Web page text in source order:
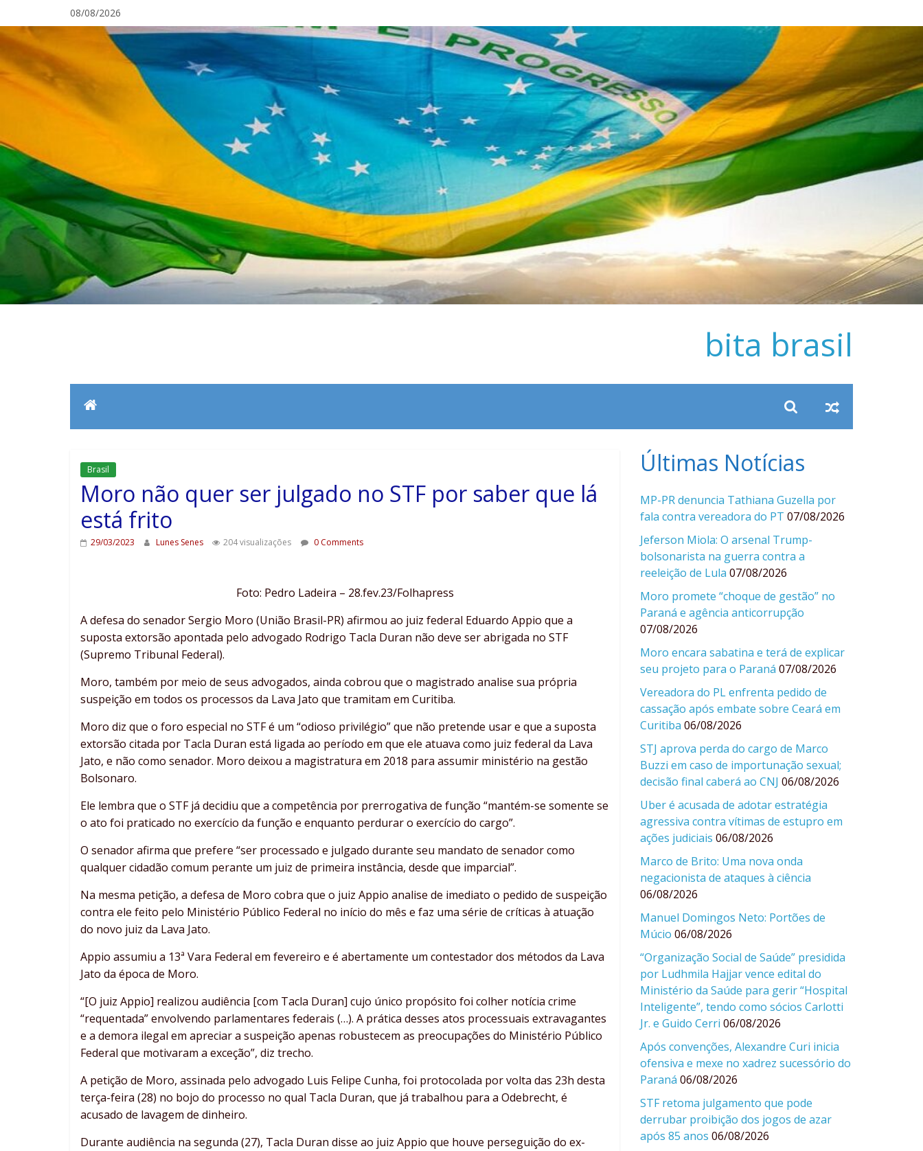
para
conteúdo
08/08/2026
bita brasil
Brasil
Moro não quer ser julgado no STF por saber que lá
está frito
29/03/2023 Lunes Senes 204 visualizações 0 Comments
Foto: Pedro Ladeira – 28.fev.23/Folhapress
A defesa do senador Sergio Moro (União Brasil-PR) afirmou ao juiz federal Eduardo Appio que a
suposta extorsão apontada pelo advogado Rodrigo Tacla Duran não deve ser abrigada no STF
(Supremo Tribunal Federal).
Moro, também por meio de seus advogados, ainda cobrou que o magistrado analise sua própria
suspeição em todos os processos da Lava Jato que tramitam em Curitiba.
Moro diz que o foro especial no STF é um “odioso privilégio” que não pretende usar e que a suposta
extorsão citada por Tacla Duran está ligada ao período em que ele atuava como juiz federal da Lava
Jato, e não como senador. Moro deixou a magistratura em 2018 para assumir ministério na gestão
Bolsonaro.
Ele lembra que o STF já decidiu que a competência por prerrogativa de função “mantém-se somente se
o ato foi praticado no exercício da função e enquanto perdurar o exercício do cargo”.
O senador afirma que prefere “ser processado e julgado durante seu mandato de senador como
qualquer cidadão comum perante um juiz de primeira instância, desde que imparcial”.
Na mesma petição, a defesa de Moro cobra que o juiz Appio analise de imediato o pedido de suspeição
contra ele feito pelo Ministério Público Federal no início do mês e faz uma série de críticas à atuação
do novo juiz da Lava Jato.
Appio assumiu a 13ª Vara Federal em fevereiro e é abertamente um contestador dos métodos da Lava
Jato da época de Moro.
“[O juiz Appio] realizou audiência [com Tacla Duran] cujo único propósito foi colher notícia crime
“requentada” envolvendo parlamentares federais (…). A prática desses atos processuais extravagantes
e a demora ilegal em apreciar a suspeição apenas robustecem as preocupações do Ministério Público
Federal que motivaram a exceção”, diz trecho.
A petição de Moro, assinada pelo advogado Luis Felipe Cunha, foi protocolada por volta das 23h desta
terça-feira (28) no bojo do processo no qual Tacla Duran, que já trabalhou para a Odebrecht, é
acusado de lavagem de dinheiro.
Durante audiência na segunda (27), Tacla Duran disse ao juiz Appio que houve perseguição do ex-
Últimas Notícias
MP-PR denuncia Tathiana Guzella por
fala contra vereadora do PT 07/08/2026
Jeferson Miola: O arsenal Trump-
bolsonarista na guerra contra a
reeleição de Lula 07/08/2026
Moro promete “choque de gestão” no
Paraná e agência anticorrupção
07/08/2026
Moro encara sabatina e terá de explicar
seu projeto para o Paraná 07/08/2026
Vereadora do PL enfrenta pedido de
cassação após embate sobre Ceará em
Curitiba 06/08/2026
STJ aprova perda do cargo de Marco
Buzzi em caso de importunação sexual;
decisão final caberá ao CNJ 06/08/2026
Uber é acusada de adotar estratégia
agressiva contra vítimas de estupro em
ações judiciais 06/08/2026
Marco de Brito: Uma nova onda
negacionista de ataques à ciência
06/08/2026
Manuel Domingos Neto: Portões de
Múcio 06/08/2026
“Organização Social de Saúde” presidida
por Ludhmila Hajjar vence edital do
Ministério da Saúde para gerir “Hospital
Inteligente”, tendo como sócios Carlotti
Jr. e Guido Cerri 06/08/2026
Após convenções, Alexandre Curi inicia
ofensiva e mexe no xadrez sucessório do
Paraná 06/08/2026
STF retoma julgamento que pode
derrubar proibição dos jogos de azar
após 85 anos 06/08/2026